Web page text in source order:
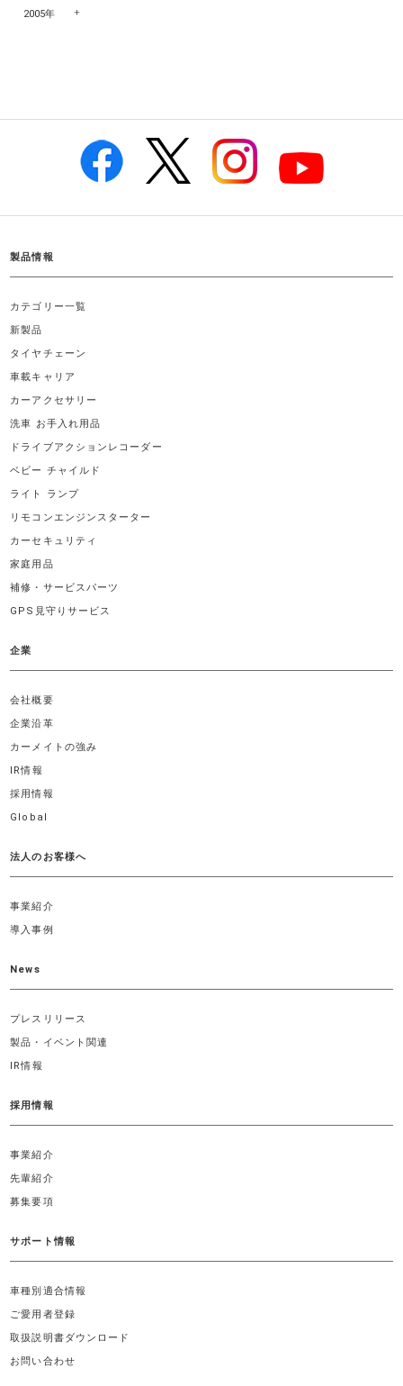
2005年
製品情報
カテゴリー一覧
新製品
タイヤチェーン
車載キャリア
カーアクセサリー
洗車 お手入れ用品
ドライブアクションレコーダー
ベビー チャイルド
ライト ランプ
リモコンエンジンスターター
カーセキュリティ
家庭用品
補修・サービスパーツ
GPS見守りサービス
企業
会社概要
企業沿革
カーメイトの強み
IR情報
採用情報
Global
法人のお客様へ
事業紹介
導入事例
News
プレスリリース
製品・イベント関連
IR情報
採用情報
事業紹介
先輩紹介
募集要項
サポート情報
車種別適合情報
ご愛用者登録
取扱説明書ダウンロード
お問い合わせ